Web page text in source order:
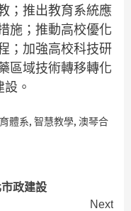
；推出教育系統應
施；推動高校優化
；加強高校科技研
區域技術轉移轉化
。
體系, 智慧教學, 澳琴合
政建設
Next